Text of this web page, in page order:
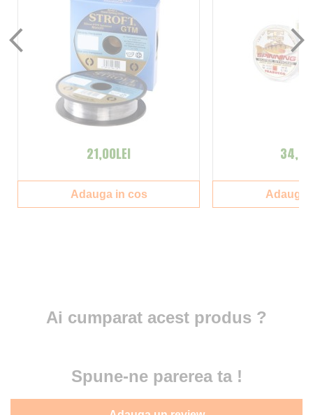
Ai cumparat acest produs ?
Spune-ne parerea ta !
21,00LEI
Adauga in cos Adauga